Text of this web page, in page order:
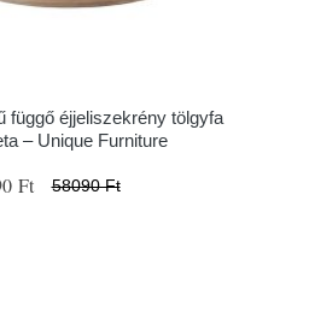
függő éjjeliszekrény tölgyfa
– Unique Furniture
Ft 58090 Ft